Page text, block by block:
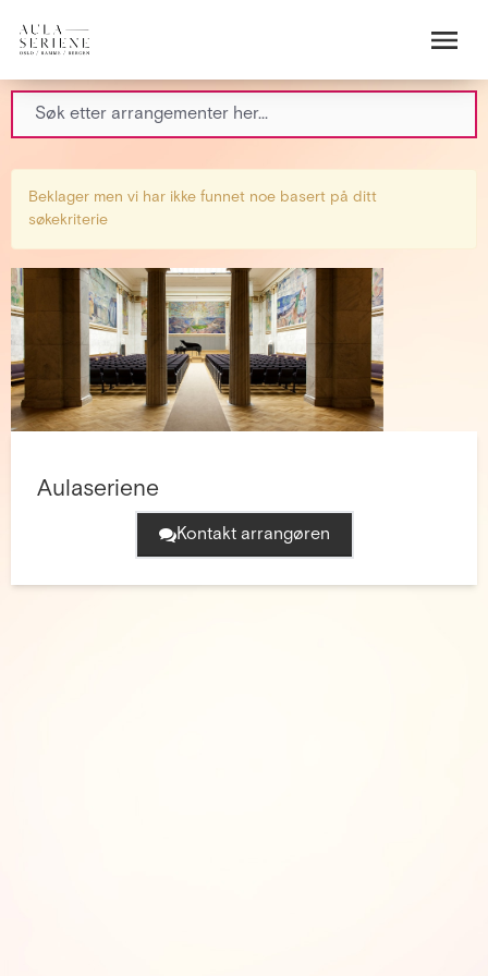
Beklager men vi har ikke funnet noe basert på ditt
søkekriterie
Aulaseriene
Kontakt arrangøren